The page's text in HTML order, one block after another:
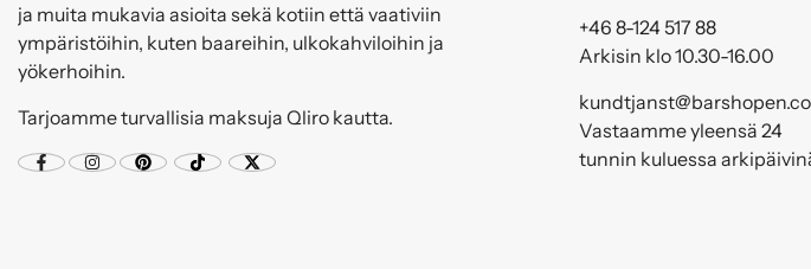
ja muita mukavia asioita sekä kotiin että vaativiin
ympäristöihin, kuten baareihin, ulkokahviloihin ja
yökerhoihin.
Tarjoamme turvallisia maksuja Qliro kautta.
+46 8-124 517 88
Arkisin klo 10.30-16.00
Vastaamme yleensä 24
tunnin kuluessa